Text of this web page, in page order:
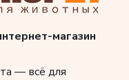
магазин
— всё для